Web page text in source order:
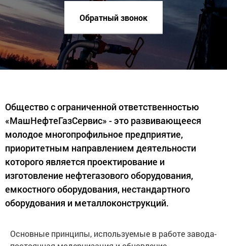
Обратный звонок
Общество с ограниченной ответственностью
«МашНефтеГазСервис» - это развивающееся
молодое многопрофильное предприятие,
приоритетным направлением деятельности
которого является проектирование и
изготовление нефтегазового оборудования,
емкостного оборудования, нестандартного
оборудования и металлоконструкций.
Основные принципы, используемые в работе завода-